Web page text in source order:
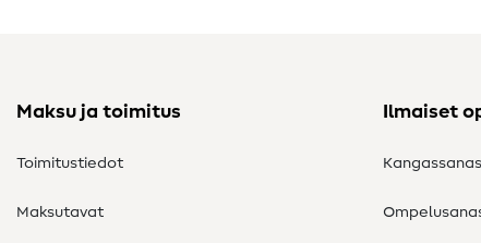
Maksu ja toimitus
Toimitustiedot
Maksutavat
Ilmaiset